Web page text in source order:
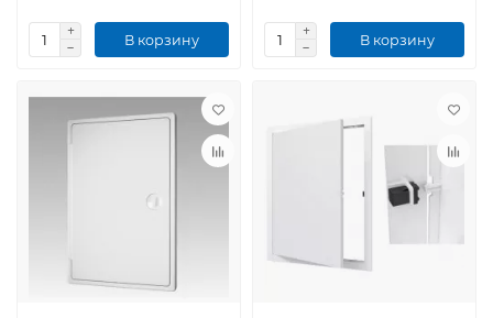
В корзину В корзину